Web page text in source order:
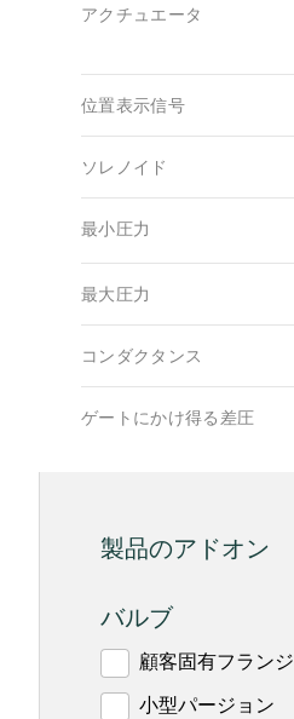
アクチュエータ
位置表示信号
ソレノイド
最小圧力
最大圧力
コンダクタンス
ゲートにかけ得る差圧
製品のアドオン
バルブ
顧客固有フランジ
小型パージョン